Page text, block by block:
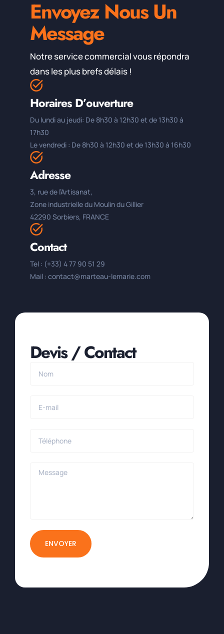
Envoyez Nous Un
Message
Notre service commercial vous répondra
dans les plus brefs délais !
Horaires D’ouverture
Du lundi au jeudi: De 8h30 à 12h30 et de 13h30 à
17h30
Le vendredi : De 8h30 à 12h30 et de 13h30 à 16h30
Adresse
3, rue de l’Artisanat,
Zone industrielle du Moulin du Gillier
42290 Sorbiers, FRANCE
Contact
Tel : (+33) 4 77 90 51 29
Mail : contact@marteau-lemarie.com
Devis / Contact
ENVOYER